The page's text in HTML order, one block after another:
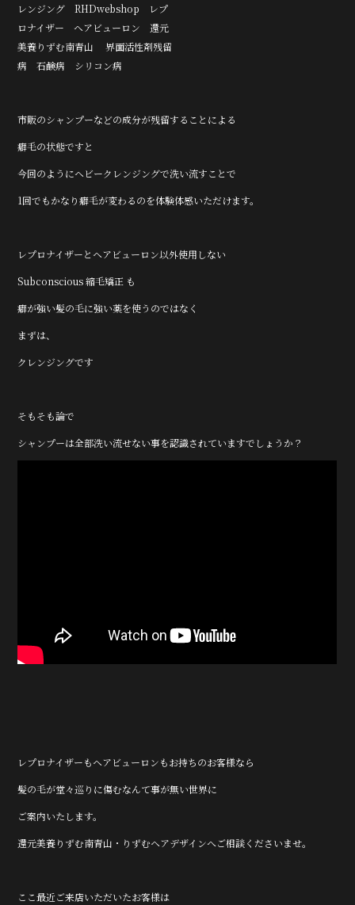
レンジング RHDwebshop レプ
ロナイザー ヘアビューロン 還元
美養りずむ南青山 界面活性剤残留
病 石鹸病 シリコン病
市販のシャンプーなどの成分が残留することによる
癖毛の状態ですと
今回のようにヘビークレンジングで洗い流すことで
1回でもかなり癖毛が変わるのを体験体感いただけます。
レプロナイザーとヘアビューロン以外使用しない
Subconscious 縮毛矯正 も
癖が強い髪の毛に強い薬を使うのではなく
まずは、
クレンジングです
そもそも論で
シャンプーは全部洗い流せない事を認識されていますでしょうか？
レプロナイザーもヘアビューロンもお持ちのお客様なら
髪の毛が堂々巡りに傷むなんて事が無い世界に
ご案内いたします。
還元美養りずむ南青山・りずむヘアデザインへご相談くださいませ。
ここ最近ご来店いただいたお客様は